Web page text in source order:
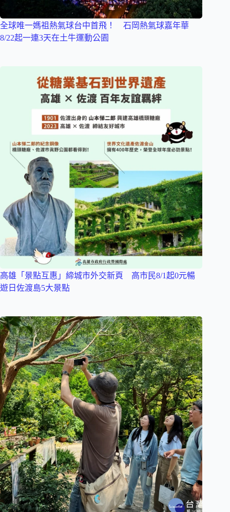
全球唯一媽祖熱氣球台中首飛！ 石岡熱氣球嘉年華
8/22起一連3天在土牛運動公園
高雄「景點互惠」締城市外交新頁 高市民8/1起0元暢
遊日佐渡島5大景點